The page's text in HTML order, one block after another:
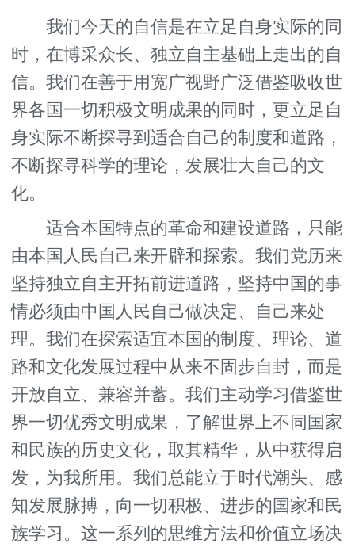
我们今天的自信是在立足自身实际的同
时，在博采众长、独立自主基础上走出的自
信。我们在善于用宽广视野广泛借鉴吸收世
界各国一切积极文明成果的同时，更立足自
身实际不断探寻到适合自己的制度和道路，
不断探寻科学的理论，发展壮大自己的文
化。
适合本国特点的革命和建设道路，只能
由本国人民自己来开辟和探索。我们党历来
坚持独立自主开拓前进道路，坚持中国的事
情必须由中国人民自己做决定、自己来处
理。我们在探索适宜本国的制度、理论、道
路和文化发展过程中从来不固步自封，而是
开放自立、兼容并蓄。我们主动学习借鉴世
界一切优秀文明成果，了解世界上不同国家
和民族的历史文化，取其精华，从中获得启
发，为我所用。我们总能立于时代潮头、感
知发展脉搏，向一切积极、进步的国家和民
族学习。这一系列的思维方法和价值立场决